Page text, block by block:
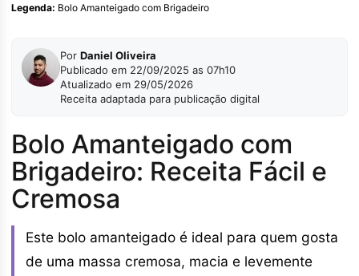
Legenda: Bolo Amanteigado com Brigadeiro
Por Daniel Oliveira
Publicado em 22/09/2025 as 07h10
Atualizado em 29/05/2026
Receita adaptada para publicação digital
Bolo Amanteigado com
Brigadeiro: Receita Fácil e
Cremosa
Este bolo amanteigado é ideal para quem gosta
de uma massa cremosa, macia e levemente